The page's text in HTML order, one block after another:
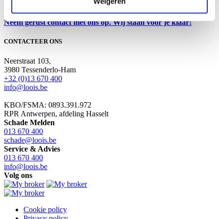
Neem gerust contact met ons op. Wij staan voor je klaar!
CONTACTEER ONS
Neerstraat 103,
3980 Tessenderlo-Ham
+32 (0)13 670 400
info@loois.be
KBO/FSMA: 0893.391.972
RPR Antwerpen, afdeling Hasselt
Schade Melden
013 670 400
schade@loois.be
Service & Advies
013 670 400
info@loois.be
Volg ons
Cookie policy